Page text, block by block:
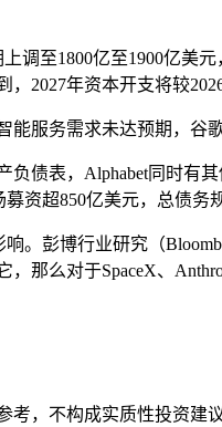
调至1800亿至1900亿美
2027年资本开支将较
服务需求未达预期，谷
债表，Alphabet同时有
资超850亿美元，总债务
。彭博行业研究（
那么对于SpaceX、
考，不构成实质性投资建